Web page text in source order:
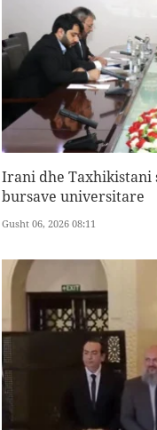
Irani dhe
bursave universitare
Gusht 06, 2026 08:11